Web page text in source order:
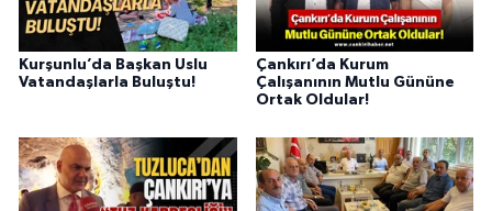
Kurşunlu’da Başkan Uslu
Vatandaşlarla Buluştu!
Çankırı’da Kurum
Çalışanının Mutlu Gününe
Ortak Oldular!